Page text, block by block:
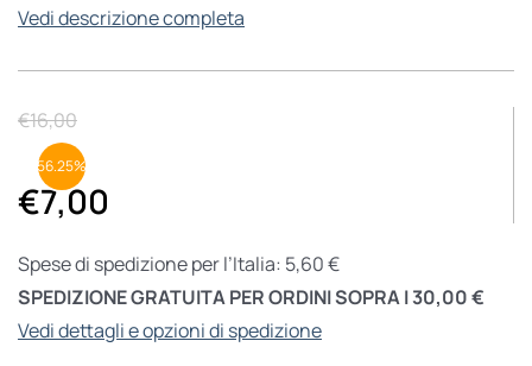
Vedi descrizione completa
€16,00
€7,00
56.25%
Spese di spedizione per l’Italia: 5,60 €
SPEDIZIONE GRATUITA PER ORDINI SOPRA I 30,00 €
Vedi dettagli e opzioni di spedizione